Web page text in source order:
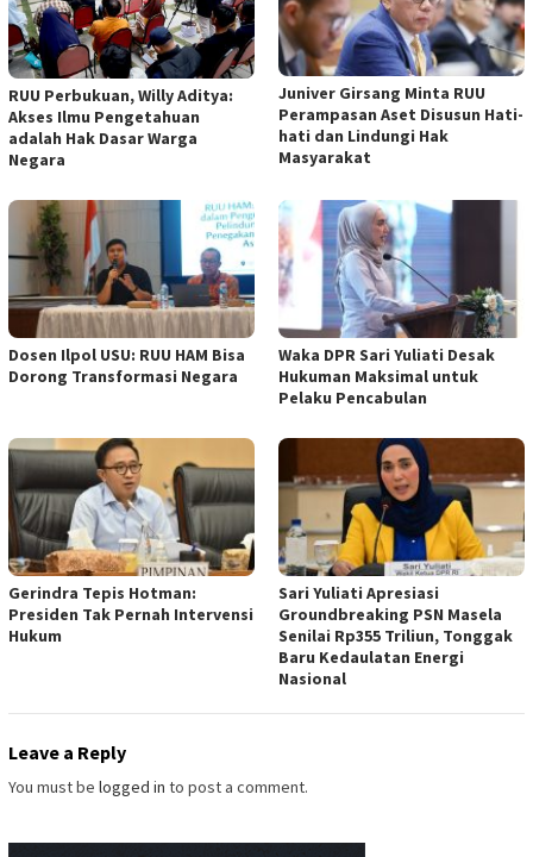
RUU Perbukuan, Willy Aditya:
Akses Ilmu Pengetahuan
adalah Hak Dasar Warga
Negara
Juniver Girsang Minta RUU
Perampasan Aset Disusun Hati-
hati dan Lindungi Hak
Masyarakat
Dosen Ilpol USU: RUU HAM Bisa
Dorong Transformasi Negara
Waka DPR Sari Yuliati Desak
Hukuman Maksimal untuk
Pelaku Pencabulan
Gerindra Tepis Hotman:
Presiden Tak Pernah Intervensi
Hukum
Sari Yuliati Apresiasi
Groundbreaking PSN Masela
Senilai Rp355 Triliun, Tonggak
Baru Kedaulatan Energi
Nasional
Leave a Reply
You must be logged in to post a comment.